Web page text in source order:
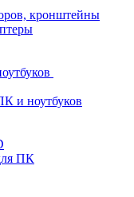
кронштейны
и ноутбуков
ПК